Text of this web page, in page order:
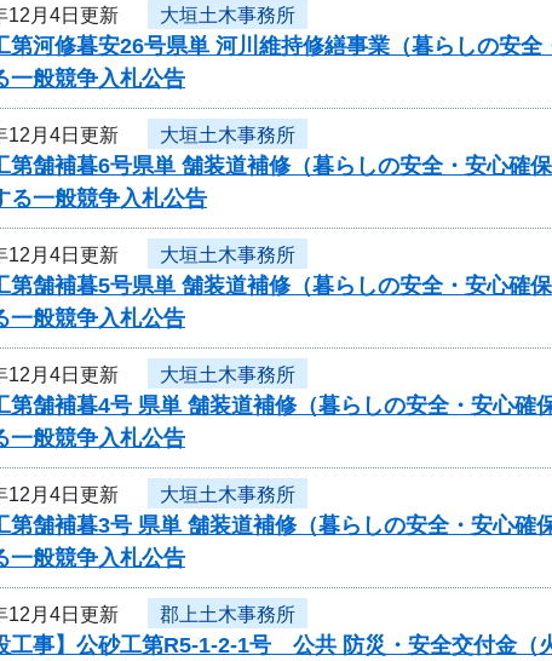
12月4日更新 大垣土木事務所
第河修暮安26号県単 河川維持修繕事業（暮らしの
一般競争入札公告
12月4日更新 大垣土木事務所
第舗補暮6号県単 舗装道補修（暮らしの安全・安心
る一般競争入札公告
12月4日更新 大垣土木事務所
第舗補暮5号県単 舗装道補修（暮らしの安全・安心
一般競争入札公告
12月4日更新 大垣土木事務所
第舗補暮4号 県単 舗装道補修（暮らしの安全・安心
一般競争入札公告
12月4日更新 大垣土木事務所
第舗補暮3号 県単 舗装道補修（暮らしの安全・安心
一般競争入札公告
12月4日更新 郡上土木事務所
工事】公砂工第R5-1-2-1号 公共 防災・安全交付金